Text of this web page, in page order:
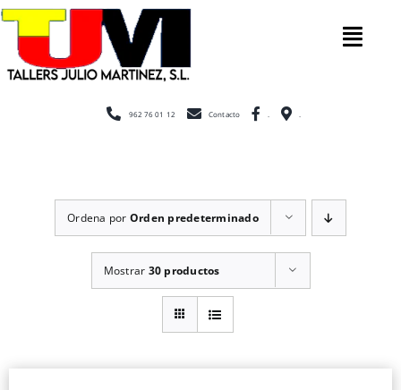
Saltar
contenido
Inicio
Construcción
Cerramientos
Escaleras
962 76 01 12 Contacto
Ordena por Orden predeterminado
Mostrar 30 productos